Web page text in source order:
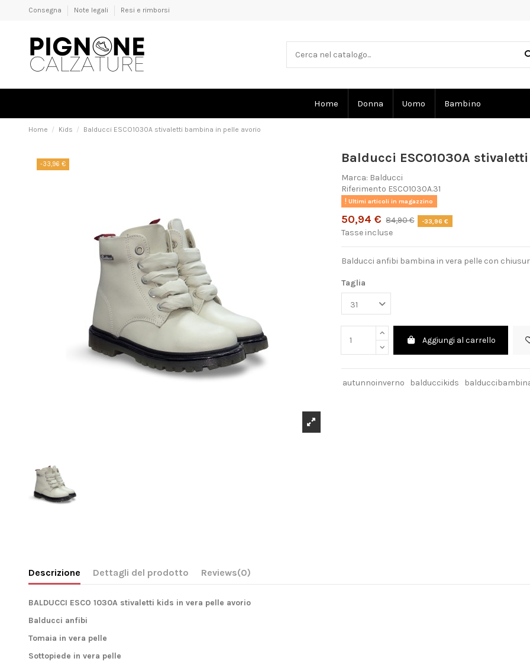
Consegna Note legali Resi e rimborsi
Home Donna Uomo Bambino
Home Kids Balducci ESCO1030A stivaletti bambina in pelle avorio
-33,96 € Balducci ESCO1030A
Marca: Balducci
Riferimento ESCO1030A.31
Ultimi articoli in magazzino
50,94 € 84,90 € -33,96 €
Tasse incluse
Balducci anfibi bambina in vera pelle con
Taglia
Aggiungi al carrello
autunnoinverno balduccikids
Descrizione Dettagli del prodotto Reviews(0)
BALDUCCI ESCO 1030A stivaletti kids in vera pelle avorio
Balducci anfibi
Tomaia in vera pelle
Sottopiede in vera pelle